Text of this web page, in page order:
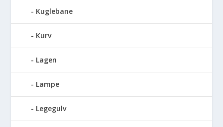
Kuglebane
Kurv
Lagen
Lampe
Legegulv